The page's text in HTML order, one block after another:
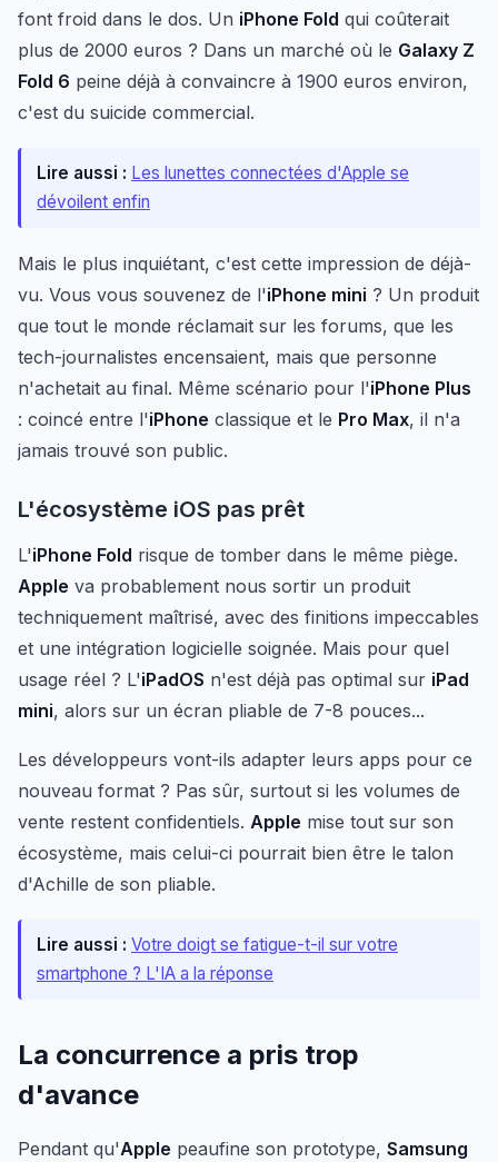
font froid dans le dos. Un iPhone Fold qui coûterait
plus de 2000 euros ? Dans un marché où le Galaxy Z
Fold 6 peine déjà à convaincre à 1900 euros environ,
c'est du suicide commercial.
Lire aussi : Les lunettes connectées d'Apple se
dévoilent enfin
Mais le plus inquiétant, c'est cette impression de déjà-
vu. Vous vous souvenez de l'iPhone mini ? Un produit
que tout le monde réclamait sur les forums, que les
tech-journalistes encensaient, mais que personne
n'achetait au final. Même scénario pour l'iPhone Plus
: coincé entre l'iPhone classique et le Pro Max, il n'a
jamais trouvé son public.
L'écosystème iOS pas prêt
L'iPhone Fold risque de tomber dans le même piège.
Apple va probablement nous sortir un produit
techniquement maîtrisé, avec des finitions impeccables
et une intégration logicielle soignée. Mais pour quel
usage réel ? L'iPadOS n'est déjà pas optimal sur iPad
mini, alors sur un écran pliable de 7-8 pouces...
Les développeurs vont-ils adapter leurs apps pour ce
nouveau format ? Pas sûr, surtout si les volumes de
vente restent confidentiels. Apple mise tout sur son
écosystème, mais celui-ci pourrait bien être le talon
d'Achille de son pliable.
Lire aussi : Votre doigt se fatigue-t-il sur votre
smartphone ? L'IA a la réponse
La concurrence a pris trop
d'avance
Pendant qu'Apple peaufine son prototype, Samsung